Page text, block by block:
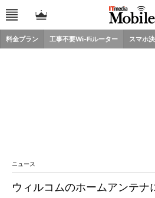
料金プラン 工事不要Wi-Fiルーター スマホ
ニュース
ウィルコムのホームアンテ